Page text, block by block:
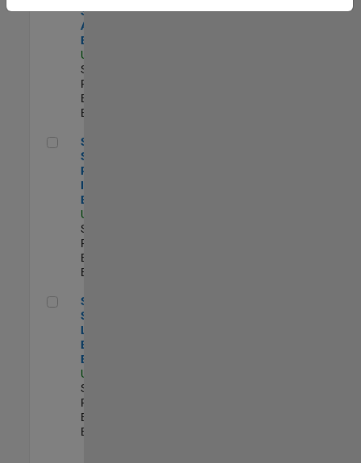
Security
Assurance
Engineer
US-MA-Natick
Software
Process
Engineering |
Experimentado
Senior Software Process Improvement Engineer
Senior
Software
Process
Improvement
Engineer
US-MA-Natick
Software
Process
Engineering |
Experimentado
Senior Security Learning and Enablement Engineer
Senior
Security
Learning and
Enablement
Engineer
US-MA-Natick
Software
Process
Engineering |
Experimentado